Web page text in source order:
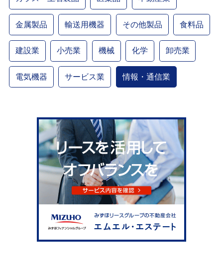
金属製品 輸送用機器 その他製品 食料品
建設業 小売業 機械 化学 卸売業
電気機器 サービス業 情報・通信業